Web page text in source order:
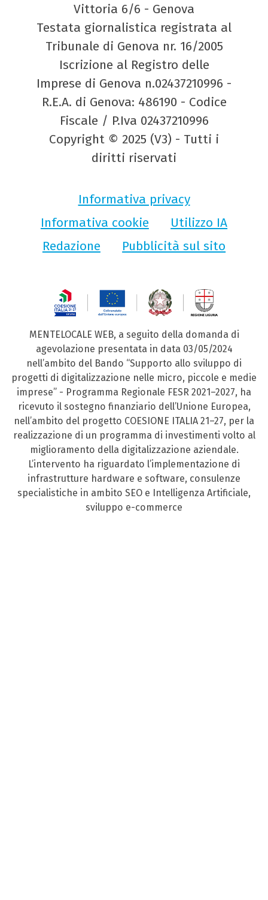
Vittoria 6/6 - Genova
Testata giornalistica registrata al
Tribunale di Genova nr. 16/2005
Iscrizione al Registro delle
Imprese di Genova n.02437210996 -
R.E.A. di Genova: 486190 - Codice
Fiscale / P.Iva 02437210996
Copyright © 2025 (V3) - Tutti i
diritti riservati
Informativa privacy
Informativa cookie
Utilizzo IA
Redazione
Pubblicità sul sito
MENTELOCALE WEB, a seguito della domanda di
agevolazione presentata in data 03/05/2024
nell’ambito del Bando “Supporto allo sviluppo di
progetti di digitalizzazione nelle micro, piccole e medie
imprese” - Programma Regionale FESR 2021–2027, ha
ricevuto il sostegno finanziario dell’Unione Europea,
nell’ambito del progetto COESIONE ITALIA 21–27, per la
realizzazione di un programma di investimenti volto al
miglioramento della digitalizzazione aziendale.
L’intervento ha riguardato l’implementazione di
infrastrutture hardware e software, consulenze
specialistiche in ambito SEO e Intelligenza Artificiale,
sviluppo e-commerce